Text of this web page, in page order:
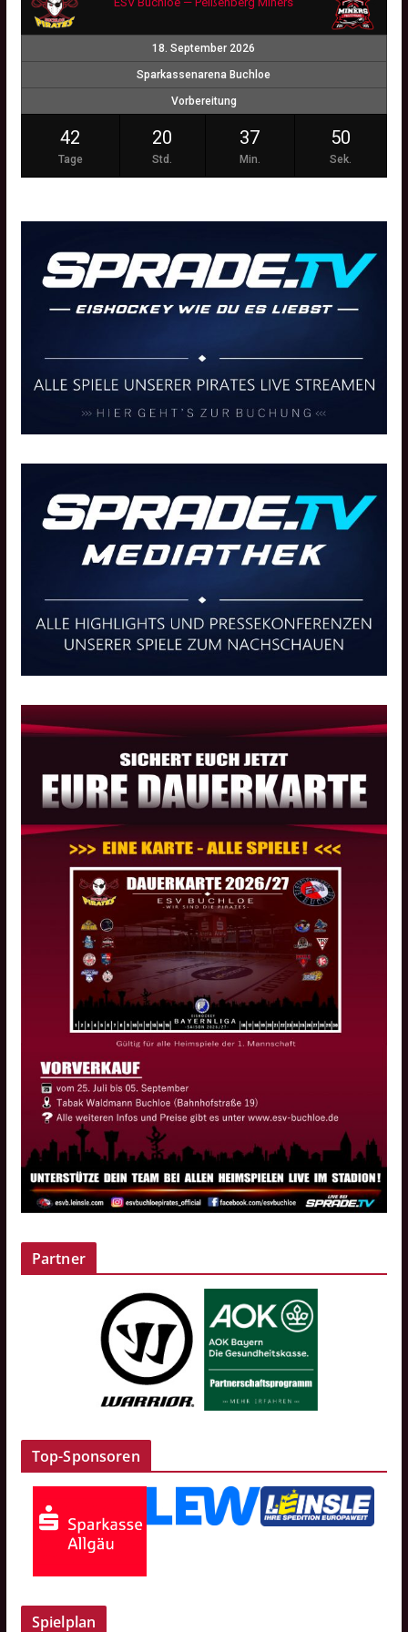
18. September 2026
Sparkassenarena Buchloe
Vorbereitung
42
Tage
20
Std.
37
Min.
49
Sek.
Partner
Top-Sponsoren
Spielplan